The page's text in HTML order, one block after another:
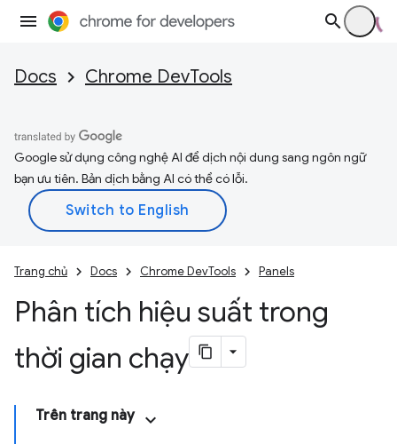
Docs Chrome DevTools
Google sử dụng công nghệ AI để dịch nội dung sang ngôn ngữ
bạn ưu tiên. Bản dịch bằng AI có thể có lỗi.
Trang chủ Docs Chrome DevTools Panels
Phân tích hiệu suất trong
thời gian chạy
Trên trang này